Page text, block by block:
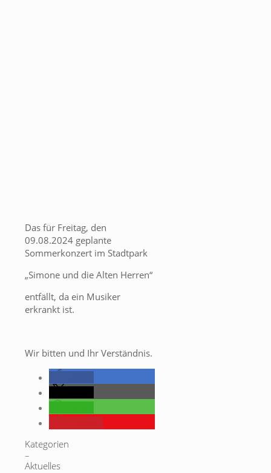
Das für Freitag, den
09.08.2024 geplante
Sommerkonzert im Stadtpark
„Simone und die Alten Herren“
entfällt, da ein Musiker
erkrankt ist.
Wir bitten und Ihr Verständnis.
Kategorien
–
Aktuelles